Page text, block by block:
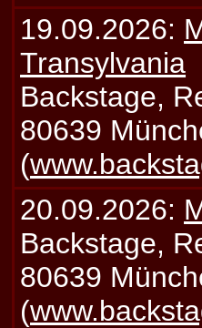
19.09.2026:
Transylvania
Backstage,
80639
(
20.09.2026:
Backstage,
80639
(